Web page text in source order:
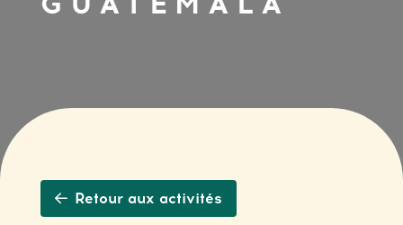
Retour aux activités